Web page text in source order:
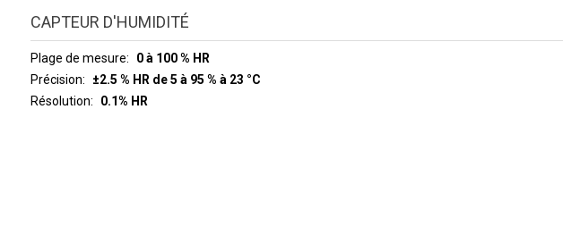
CAPTEUR D'HUMIDITÉ
Plage de mesure
0 à 100 % HR
Précision
±2.5 % HR de 5 à 95 % à 23 °C
Résolution
0.1% HR